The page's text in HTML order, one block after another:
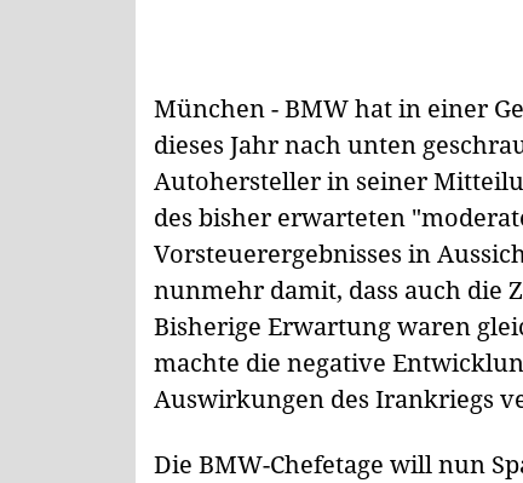
München - BMW hat in einer
dieses Jahr nach unten
Autohersteller in seiner
des bisher erwarteten
Vorsteuerergebnisses in
nunmehr damit, dass auch die
Bisherige Erwartung waren
machte die negative
Auswirkungen des Irankriegs
Die BMW-Chefetage will nun